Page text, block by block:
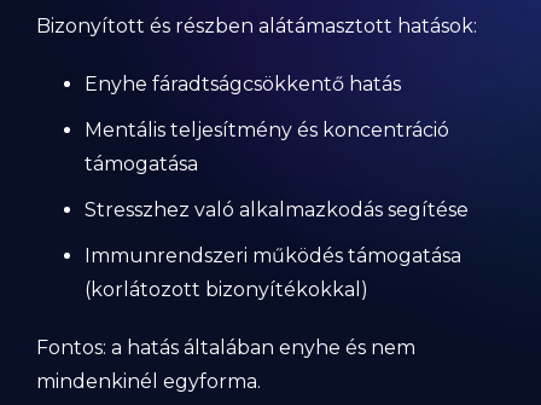
Bizonyított és részben alátámasztott hatások:
Enyhe fáradtságcsökkentő hatás
Mentális teljesítmény és koncentráció
támogatása
Stresszhez való alkalmazkodás segítése
Immunrendszeri működés támogatása
(korlátozott bizonyítékokkal)
Fontos: a hatás általában enyhe és nem
mindenkinél egyforma.